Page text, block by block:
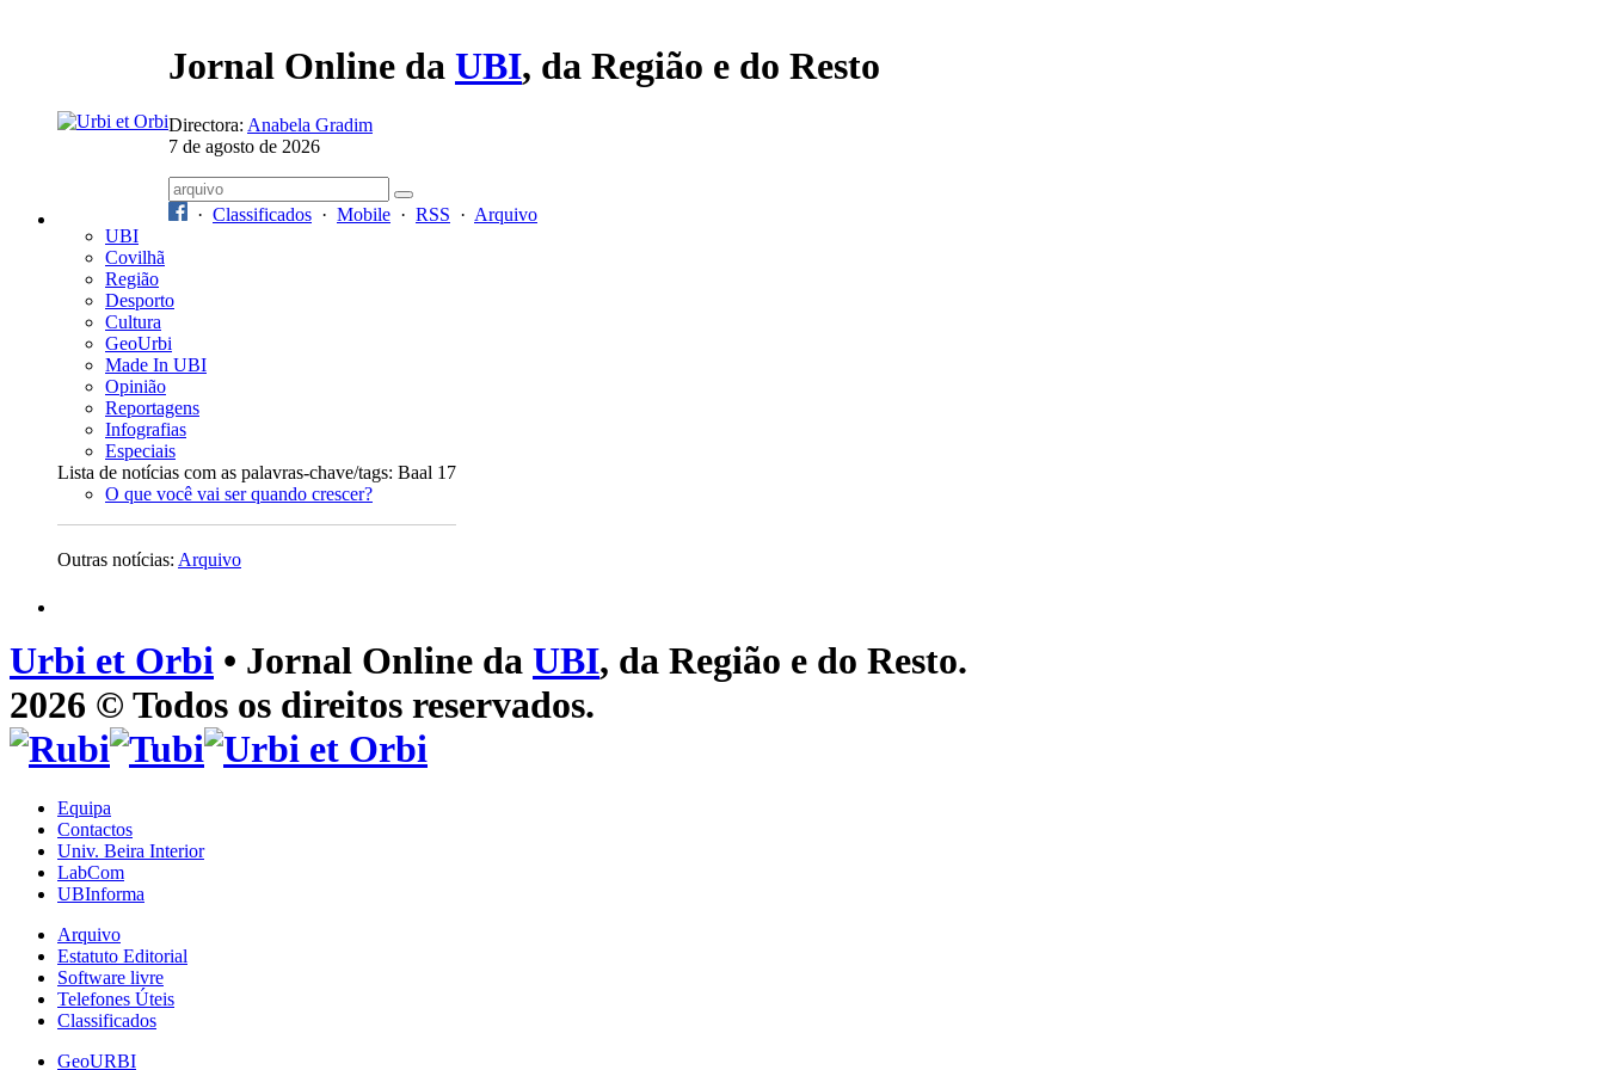
Jornal Online da UBI, da Região e do Resto
Directora: Anabela Gradim
7 de agosto de 2026
· Classificados · Mobile · RSS · Arquivo
UBI
Covilhã
Região
Desporto
Cultura
GeoUrbi
Made In UBI
Opinião
Reportagens
Infografias
Especiais
Lista de notícias com as palavras-chave/tags: Baal 17
O que você vai ser quando crescer?
Outras notícias: Arquivo
Urbi et Orbi • Jornal Online da UBI, da Região e do Resto.
2026 © Todos os direitos reservados.
Equipa
Contactos
Univ. Beira Interior
LabCom
UBInforma
Arquivo
Estatuto Editorial
Software livre
Telefones Úteis
Classificados
GeoURBI